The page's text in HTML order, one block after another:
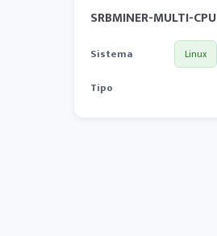
SRBMINER-MULTI-CPU
Sistema Linux
Tipo